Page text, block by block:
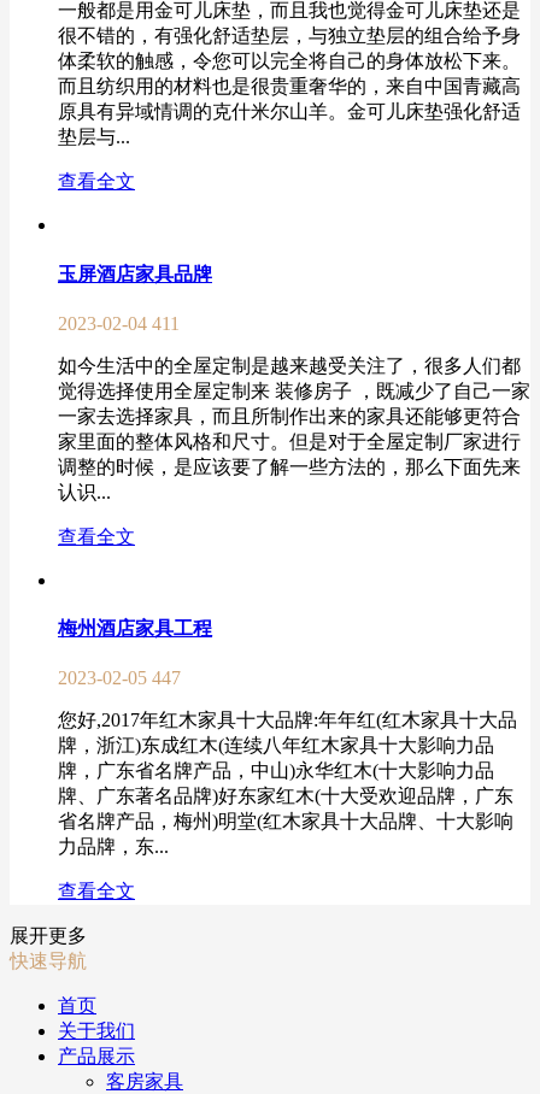
一般都是用金可儿床垫，而且我也觉得金可儿床垫还是
很不错的，有强化舒适垫层，与独立垫层的组合给予身
体柔软的触感，令您可以完全将自己的身体放松下来。
而且纺织用的材料也是很贵重奢华的，来自中国青藏高
原具有异域情调的克什米尔山羊。金可儿床垫强化舒适
垫层与...
查看全文
玉屏酒店家具品牌
2023-02-04 411
如今生活中的全屋定制是越来越受关注了，很多人们都
觉得选择使用全屋定制来 装修房子 ，既减少了自己一家
一家去选择家具，而且所制作出来的家具还能够更符合
家里面的整体风格和尺寸。但是对于全屋定制厂家进行
调整的时候，是应该要了解一些方法的，那么下面先来
认识...
查看全文
梅州酒店家具工程
2023-02-05 447
您好,2017年红木家具十大品牌:年年红(红木家具十大品
牌，浙江)东成红木(连续八年红木家具十大影响力品
牌，广东省名牌产品，中山)永华红木(十大影响力品
牌、广东著名品牌)好东家红木(十大受欢迎品牌，广东
省名牌产品，梅州)明堂(红木家具十大品牌、十大影响
力品牌，东...
查看全文
展开更多
快速导航
首页
关于我们
产品展示
客房家具